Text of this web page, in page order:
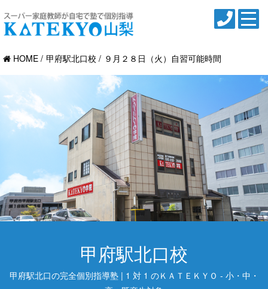
HOME 甲府駅北口校 ９月２８日（火）自習可能時間
甲府駅北口校
甲府駅北口の完全個別指導塾 | 1 対 1 のＫＡＴＥＫＹＯ - 小・中・